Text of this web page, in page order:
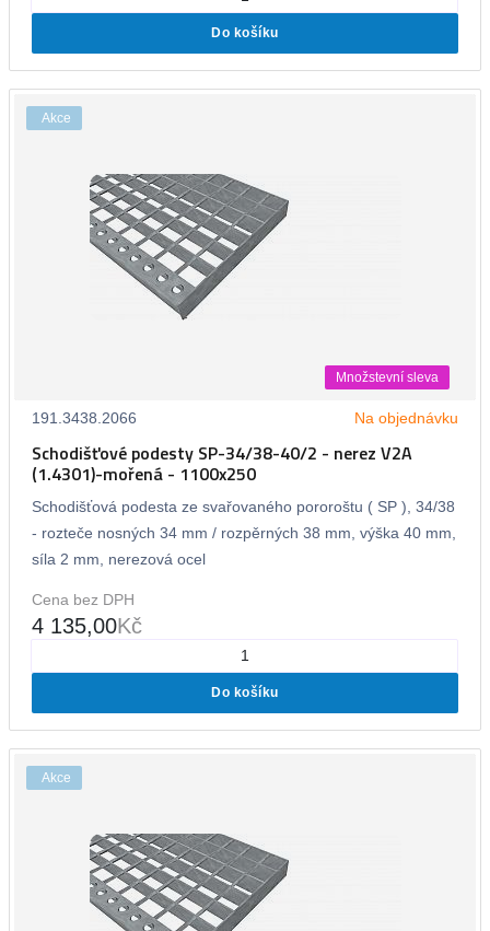
Do košíku
Akce
Množstevní sleva
191.3438.2066 Na objednávku
Schodišťové podesty SP-34/38-40/2 - nerez V2A
(1.4301)-mořená - 1100x250
Schodišťová podesta ze svařovaného pororoštu ( SP ), 34/38
- rozteče nosných 34 mm / rozpěrných 38 mm, výška 40 mm,
síla 2 mm, nerezová ocel
Cena bez DPH
4 135,00Kč
Do košíku
Akce